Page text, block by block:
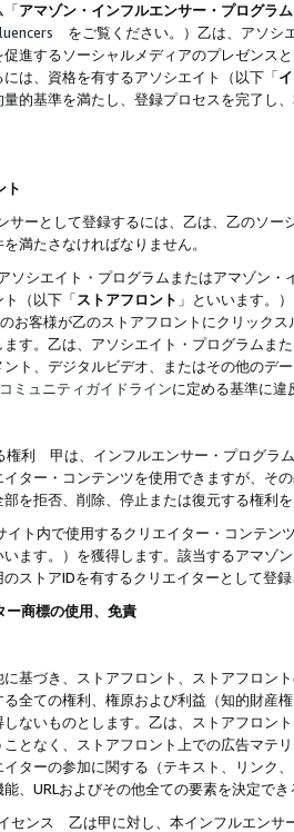
「アマゾン・インフルエンサー・プログラム
をご覧ください。）乙は、アソシ
進するソーシャルメディアのプレゼンス
は、資格を有するアソシエイト（以下「
的基準を満たし、登録プロセスを完了し、
ト
ーとして登録するには、乙は、乙のソー
満たさなければなりません。
シエイト・プログラムまたはアマゾン・
（以下「ストアフロント 」といいます。
お客様が乙のストアフロントにクリック
ます。乙は、アソシエイト・プログラム
ト、デジタルビデオ、またはその他のデ
ミュニティガイドラインに定める基準に違
権利 甲は、インフルエンサー・プログラ
ター・コンテンツを使用できますが、そ
を拒否、削除、停止または復元する権利
ト内で使用するクリエイター・コンテン
います。）を獲得します。該当するアマゾ
ストアIDを有するクリエイターとして登
ー商標の使用、免責
基づき、ストアフロント、ストアフロン
全ての権利、権原および利益（知的財産
ないものとします。乙は、ストアフロン
ことなく、ストアフロント上での広告マテ
ターの参加に関する（テキスト、リンク
能、URLおよびその他全ての要素を決定で
センス 乙は甲に対し、本インフルエンサ